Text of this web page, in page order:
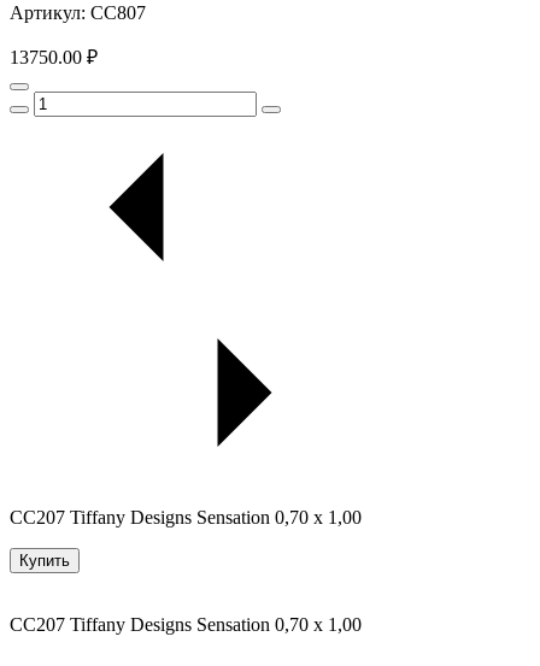
Артикул: CC807
13750.00 ₽
CC207 Tiffany Designs Sensation 0,70 x 1,00
Купить
CC207 Tiffany Designs Sensation 0,70 x 1,00